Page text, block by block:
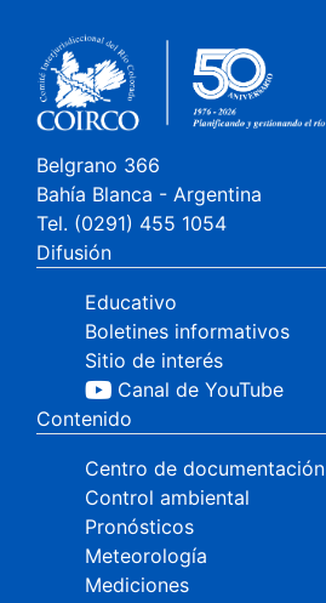
Belgrano 366
Bahía Blanca - Argentina
Tel. (0291) 455 1054
Difusión
Educativo
Boletines informativos
Sitio de interés
Canal de YouTube
Contenido
Centro de documentación
Control ambiental
Pronósticos
Meteorología
Mediciones